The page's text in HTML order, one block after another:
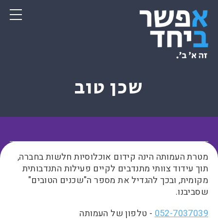
שכן טוב
מטרת העמותה הינה קידום אוכלוסיות חלשות בחברה,
תוך עידוד צוותי מתנדבים לקיים פעילות התנדבותית
מקומית, ובכך להגדיל את מספר ה"שכנים הטובים"
שסביבנו.
- טלפון של העמותה